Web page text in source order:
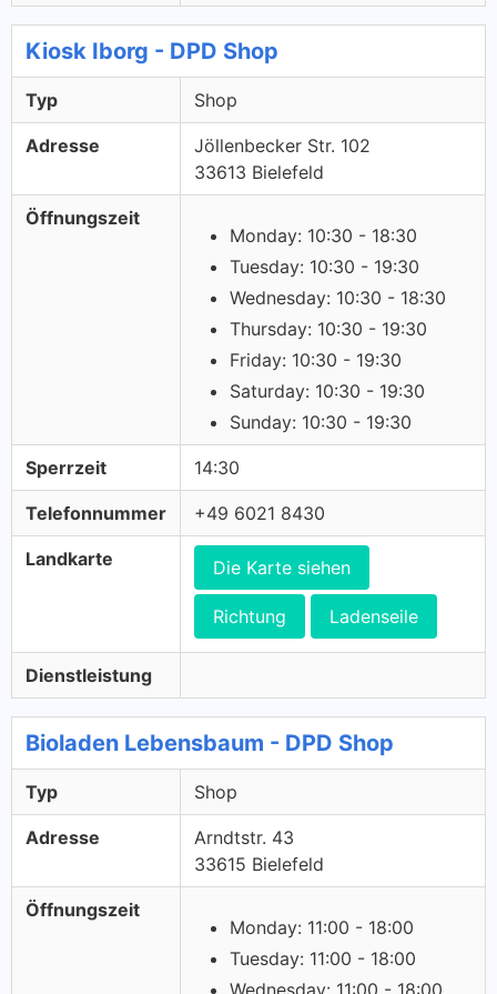
Kiosk Iborg - DPD Shop
Typ Shop
Adresse
Jöllenbecker Str. 102
33613 Bielefeld
Öffnungszeit
Monday: 10:30 - 18:30
Tuesday: 10:30 - 19:30
Wednesday: 10:30 - 18:30
Thursday: 10:30 - 19:30
Friday: 10:30 - 19:30
Saturday: 10:30 - 19:30
Sunday: 10:30 - 19:30
Sperrzeit 14:30
Telefonnummer +49 6021 8430
Landkarte Die Karte siehen
Richtung Ladenseile
Dienstleistung
Bioladen Lebensbaum - DPD Shop
Typ Shop
Adresse
Arndtstr. 43
33615 Bielefeld
Öffnungszeit
Monday: 11:00 - 18:00
Tuesday: 11:00 - 18:00
Wednesday: 11:00 - 18:00